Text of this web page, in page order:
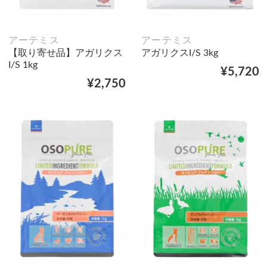
アーテミス
【取り寄せ品】アガリクス
I/S 1kg
¥2,750
アーテミス
アガリクスI/S 3kg
¥5,720